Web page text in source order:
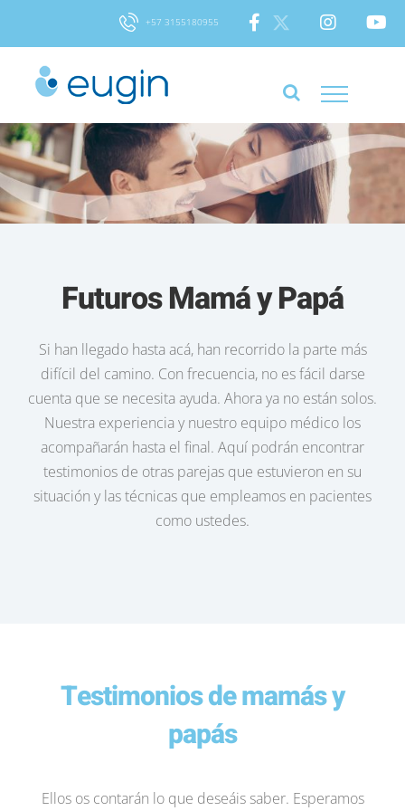
+57 3155180955
Futuros Mamá y Papá
Si han llegado hasta acá, han recorrido la parte más
difícil del camino. Con frecuencia, no es fácil darse
cuenta que se necesita ayuda. Ahora ya no están solos.
Nuestra experiencia y nuestro equipo médico los
acompañarán hasta el final. Aquí podrán encontrar
testimonios de otras parejas que estuvieron en su
situación y las técnicas que empleamos en pacientes
como ustedes.
Testimonios de mamás y
papás
Ellos os contarán lo que deseáis saber. Esperamos